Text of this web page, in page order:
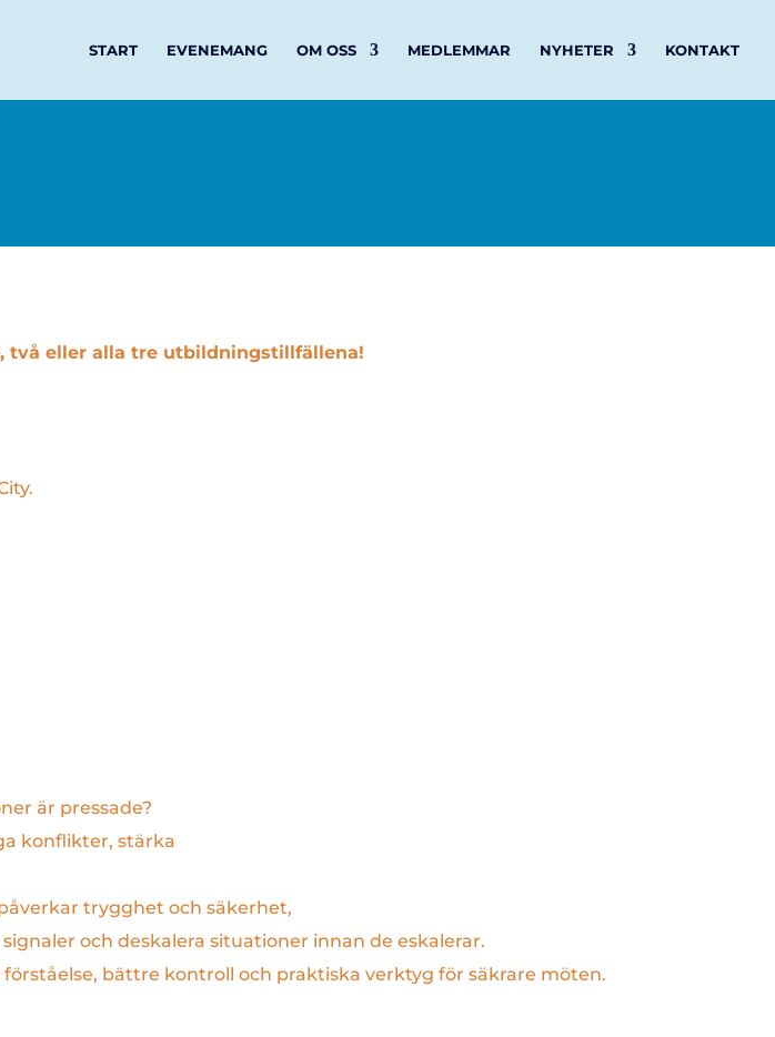
START EVENEMANG OM OSS MEDLEMMAR NYHETER KONTAKT
två eller alla tre utbildningstillfällena!
är pressade?
konflikter, stärka
trygghet och säkerhet,
och deskalera situationer innan de eskalerar.
bättre kontroll och praktiska verktyg för säkrare möten.